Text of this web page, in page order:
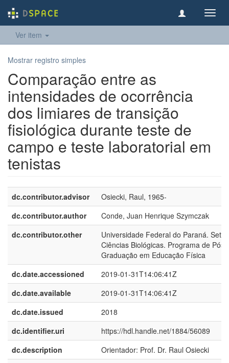
Ver item
Mostrar registro simples
Comparação entre as
intensidades de ocorrência
dos limiares de transição
fisiológica durante teste de
campo e teste laboratorial em
tenistas
dc.contributor.advisor
Osiecki, Raul, 1965-
dc.contributor.author
Conde, Juan Henrique Szymczak
dc.contributor.other
Universidade Federal do Paraná.
Ciências Biológicas. Programa de Pós-
Graduação em Educação Física
dc.date.accessioned
2019-01-31T14:06:41Z
dc.date.available
2019-01-31T14:06:41Z
dc.date.issued
2018
dc.identifier.uri
https://hdl.handle.net/1884/56089
dc.description
Orientador: Prof. Dr. Raul Osiecki